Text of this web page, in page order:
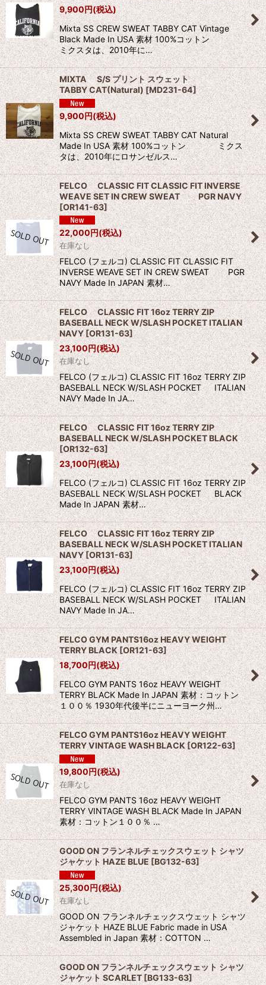
9,900円(税込)
Mixta SS CREW SWEAT TABBY CAT Vintage
Black Made In USA 素材 100%コットン
ミクスタは、2010年に…
MIXTA S/S プリント スウェット
TABBY CAT(Natural)[MD231-64]
9,900円(税込)
Mixta SS CREW SWEAT TABBY CAT Natural
Made In USA 素材 100%コットン ミクス
タは、2010年にロサンゼルス…
FELCO CLASSIC FIT CLASSIC FIT INVERSE
WEAVE SET IN CREW SWEAT PGR NAVY
[OR141-63]
22,000円(税込)
在庫なし
FELCO (フェルコ) CLASSIC FIT CLASSIC FIT
INVERSE WEAVE SET IN CREW SWEAT PGR
NAVY Made In JAPAN 素材…
FELCO CLASSIC FIT 16oz TERRY ZIP
BASEBALL NECK W/SLASH POCKET ITALIAN
NAVY[OR131-63]
23,100円(税込)
在庫なし
FELCO (フェルコ) CLASSIC FIT 16oz TERRY ZIP
BASEBALL NECK W/SLASH POCKET ITALIAN
NAVY Made In JA…
FELCO CLASSIC FIT 16oz TERRY ZIP
BASEBALL NECK W/SLASH POCKET BLACK
[OR132-63]
23,100円(税込)
FELCO (フェルコ) CLASSIC FIT 16oz TERRY ZIP
BASEBALL NECK W/SLASH POCKET BLACK
Made In JAPAN 素材…
FELCO CLASSIC FIT 16oz TERRY ZIP
BASEBALL NECK W/SLASH POCKET ITALIAN
NAVY[OR131-63]
23,100円(税込)
FELCO (フェルコ) CLASSIC FIT 16oz TERRY ZIP
BASEBALL NECK W/SLASH POCKET ITALIAN
NAVY Made In JA…
FELCO GYM PANTS16oz HEAVY WEIGHT
TERRY BLACK[OR121-63]
18,700円(税込)
FELCO GYM PANTS 16oz HEAVY WEIGHT
TERRY BLACK Made In JAPAN 素材：コットン
１００％ 1930年代後半にニューヨーク州…
FELCO GYM PANTS16oz HEAVY WEIGHT
TERRY VINTAGE WASH BLACK [OR122-63]
19,800円(税込)
在庫なし
FELCO GYM PANTS 16oz HEAVY WEIGHT
TERRY VINTAGE WASH BLACK Made In JAPAN
素材：コットン１００％ …
GOOD ON フランネルチェックスウェット シャツ
ジャケット HAZE BLUE [BG132-63]
25,300円(税込)
在庫なし
GOOD ON フランネルチェックスウェット シャツ
ジャケット HAZE BLUE Fabric made in USA
Assembled in Japan 素材：COTTON …
GOOD ON フランネルチェックスウェット シャツ
ジャケット SCARLET [BG133-63]